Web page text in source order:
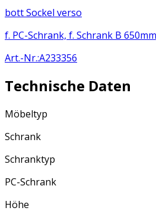
bott Sockel verso
f. PC-Schrank, f. Schrank B
Art.-Nr.:A233356
Technische Daten
Möbeltyp
Schrank
Schranktyp
PC-Schrank
Höhe